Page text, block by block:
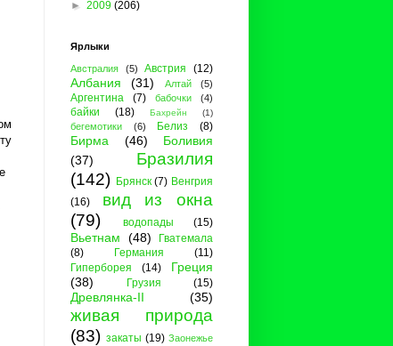
► 2009 (206)
Ярлыки
Австралия (5) Австрия (12)
Албания (31) Алтай (5)
Аргентина (7) бабочки (4)
байки (18) Бахрейн (1)
бегемотики (6) Белиз (8)
Бирма (46)
Боливия
(37)
Бразилия
(142) Брянск (7) Венгрия
(16)
вид из окна
(79)
водопады (15)
Вьетнам (48)
Гватемала
(8)
Германия
(11)
Гиперборея
(14)
Греция
(38)
Грузия (15)
Древлянка-II (35)
живая природа
(83) закаты (19) Заонежье